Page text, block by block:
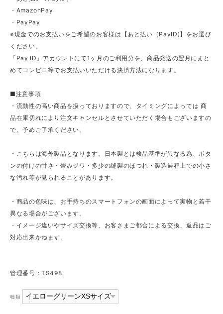
・AmazonPay
・PayPay
※現金でのお支払いをご希望のお客様は【あと払い（PayID)】をお選び
ください。
「Pay ID」アカウントにて1ヶ月のご利用分を、商品発送の翌月にまと
めてコンビニ等でお支払いいただける決済方法になります。
■注意事項
・流動性の高い商品を扱っておりますので、タイミングによっては 商
品在庫切れにより注文キャンセルとさせていただく場合もございますの
で、予めご了承ください。
・こちらは海外製品となります。日本製とは検品基準が異なる為、ボタ
ンの付けの甘さ・畳みジワ・多少の縫製のほつれ・製造過程上での小さ
な汚れ等が見られることがあります。
・商品の色味は、お手持ちのスマートフォンの画面によって実物と若干
異なる場合がございます。
・イメージ違いやサイズ交換等、お客さまご都合による交換、返品はご
対応出来かねます。
管理番号：TS498
種類